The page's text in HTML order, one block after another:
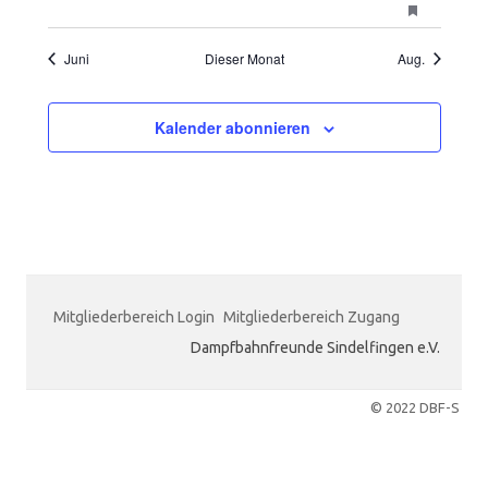
VeranstaltungenVeranstaltungen
vorgestellt
Juni Dieser Monat Aug.
Kalender abonnieren
Mitgliederbereich Login Mitgliederbereich Zugang
Dampfbahnfreunde Sindelfingen e.V.
© 2022 DBF-S